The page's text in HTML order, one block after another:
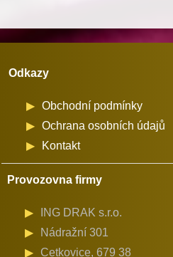
Odkazy
Obchodní podmínky
Ochrana osobních údajů
Kontakt
Provozovna firmy
ING DRAK s.r.o.
Nádražní 301
Cetkovice, 679 38